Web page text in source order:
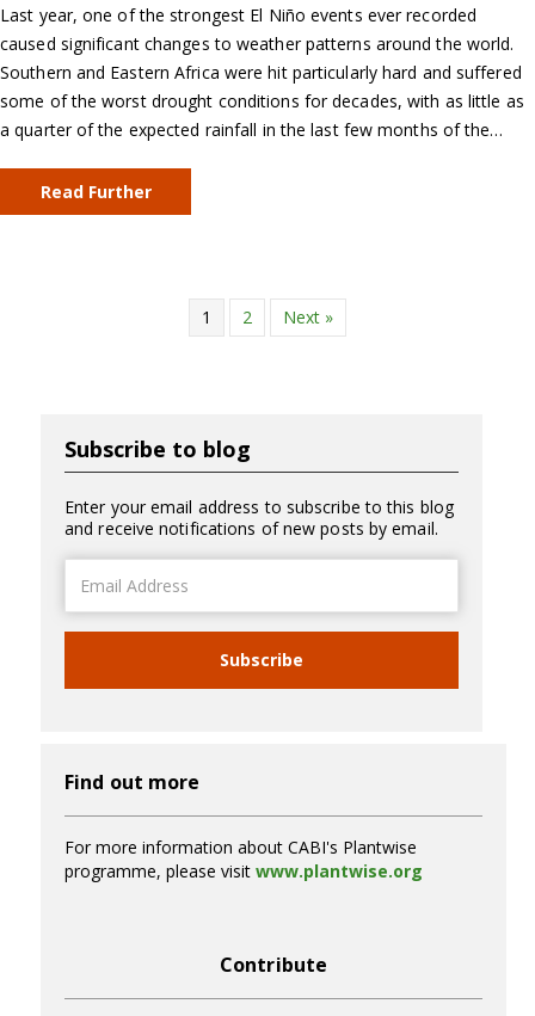
Last year, one of the strongest El Niño events ever recorded
caused significant changes to weather patterns around the world.
Southern and Eastern Africa were hit particularly hard and suffered
some of the worst drought conditions for decades, with as little as
a quarter of the expected rainfall in the last few months of the…
Read Further
1 2 Next »
Subscribe to blog
Enter your email address to subscribe to this blog
and receive notifications of new posts by email.
Address
Subscribe
Find out more
For more information about CABI's Plantwise
programme, please visit www.plantwise.org
Contribute